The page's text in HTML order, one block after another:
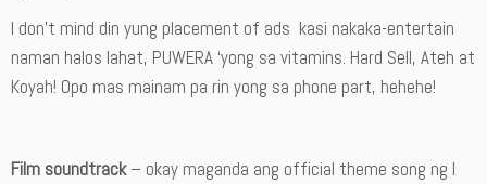
I don’t mind din yung placement of ads kasi nakaka-entertain
naman halos lahat, PUWERA ‘yong sa vitamins. Hard Sell, Ateh at
Koyah! Opo mas mainam pa rin yong sa phone part, hehehe!
Film soundtrack– okay maganda ang official theme song ng I